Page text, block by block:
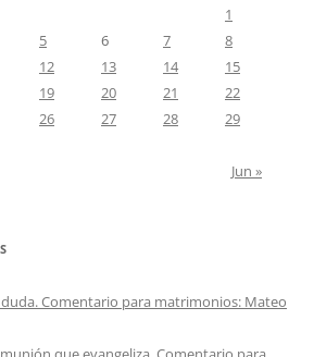
1
5 6 7
8
12 13 14
15
19 20 21
22
26 27 28
29
Jun »
duda. Comentario para matrimonios: Mateo